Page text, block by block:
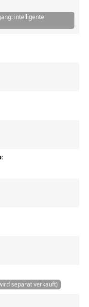
intelligente
separat verkauft)